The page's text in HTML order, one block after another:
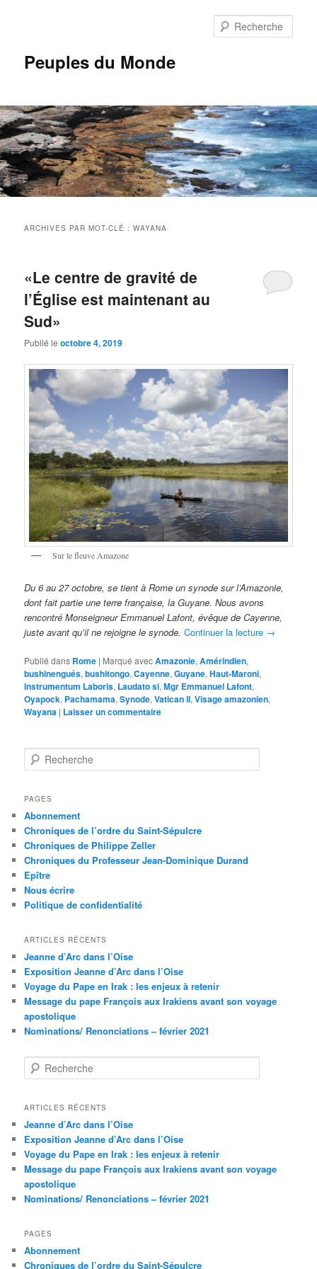
Peuples du Monde
ARCHIVES PAR MOT-CLÉ :WAYANA
«Le centre de gravité de
l’Église est maintenant au
Sud»
Publié leoctobre 4, 2019
Sur le fleuve Amazone
Du 6 au 27 octobre, se tient à Rome un synode sur l’Amazonie,
dont fait partie une terre française, la Guyane. Nous avons
rencontré Monseigneur Emmanuel Lafont, évêque de Cayenne,
juste avant qu’il ne rejoigne le synode. Continuer la lecture →
Publié dans Rome | Marqué avecAmazonie,Amérindien,
bushinengués,bushitongo,Cayenne,Guyane,Haut-Maroni,
Instrumentum Laboris, Laudato si,Mgr Emmanuel Lafont,
Oyapock, Pachamama,Synode,Vatican II,Visage amazonien,
Wayana | Laisser un commentaire
e
h
r
c
h
e
PAGES
Abonnement
Chroniques de l’ordre du Saint-Sépulcre
Chroniques de Philippe Zeller
Chroniques du Professeur Jean-Dominique Durand
Epître
Nous écrire
Politique de confidentialité
ARTICLES RÉCENTS
Jeanne d’Arc dans l’Oise
Exposition Jeanne d’Arc dans l’Oise
Voyage du Pape en Irak : les enjeux à retenir
Message du pape François aux Irakiens avant son voyage
apostolique
Nominations/ Renonciations – février 2021
e
h
r
c
h
e
ARTICLES RÉCENTS
Jeanne d’Arc dans l’Oise
Exposition Jeanne d’Arc dans l’Oise
Voyage du Pape en Irak : les enjeux à retenir
Message du pape François aux Irakiens avant son voyage
apostolique
Nominations/ Renonciations – février 2021
PAGES
Abonnement
Chroniques de l’ordre du Saint-Sépulcre